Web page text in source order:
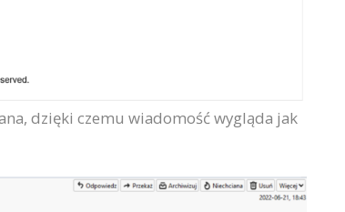
dzięki czemu wiadomość wygląda jak